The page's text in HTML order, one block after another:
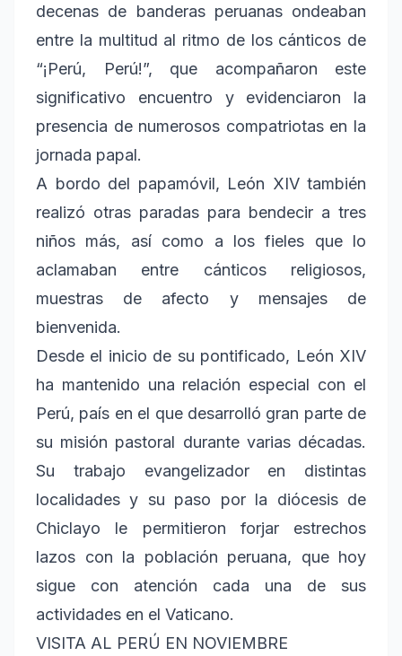
decenas de banderas peruanas ondeaban
entre la multitud al ritmo de los cánticos de
“¡Perú, Perú!”, que acompañaron este
significativo encuentro y evidenciaron la
presencia de numerosos compatriotas en la
jornada papal.
A bordo del papamóvil, León XIV también
realizó otras paradas para bendecir a tres
niños más, así como a los fieles que lo
aclamaban entre cánticos religiosos,
muestras de afecto y mensajes de
bienvenida.
Desde el inicio de su pontificado, León XIV
ha mantenido una relación especial con el
Perú, país en el que desarrolló gran parte de
su misión pastoral durante varias décadas.
Su trabajo evangelizador en distintas
localidades y su paso por la diócesis de
Chiclayo le permitieron forjar estrechos
lazos con la población peruana, que hoy
sigue con atención cada una de sus
actividades en el Vaticano.
VISITA AL PERÚ EN NOVIEMBRE